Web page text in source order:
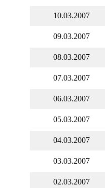
10.03.2007
09.03.2007
08.03.2007
07.03.2007
06.03.2007
05.03.2007
04.03.2007
03.03.2007
02.03.2007